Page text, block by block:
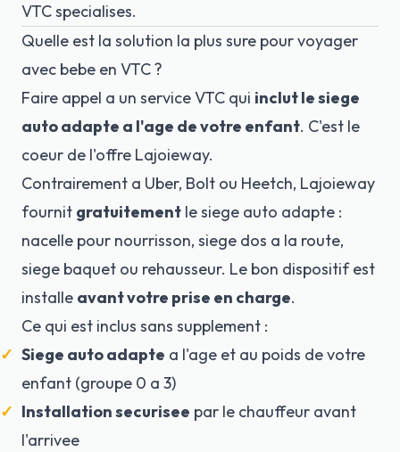
VTC specialises.
Quelle est la solution la plus sure pour voyager
avec bebe en VTC ?
Faire appel a un service VTC qui inclut le siege
auto adapte a l'age de votre enfant. C'est le
coeur de l'offre Lajoieway.
Contrairement a Uber, Bolt ou Heetch, Lajoieway
fournit gratuitement lesiege auto adapte :
nacelle pour nourrisson, siege dos a la route,
siege baquet ou rehausseur. Le bon dispositif est
installe avant votre prise en charge.
Ce qui est inclus sans supplement :
Siege auto adapte a l'age et au poids de votre
enfant (groupe 0 a 3)
Installation securisee par le chauffeur avant
l'arrivee